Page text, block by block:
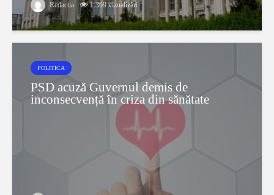
Redactia 1.369 vizualizări
POLITICA
PSD acuză Guvernul demis de
inconsecvență în criza din sănătate